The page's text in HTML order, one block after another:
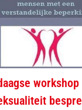
workshop